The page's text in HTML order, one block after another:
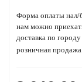
для
Форма оплаты нал/
нам можно
доставка по
розничная